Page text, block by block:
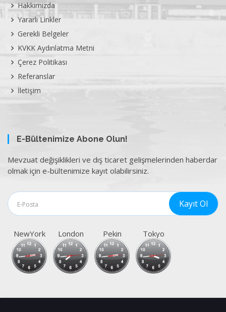
Hakkımızda
Yararlı Linkler
Gerekli Belgeler
KVKK Aydınlatma Metni
Çerez Politikası
Referanslar
İletişim
E-Bültenimize Abone Olun!
Mevzuat değişiklikleri ve dış ticaret gelişmelerinden haberdar
olmak için e-bültenimize kayıt olabilirsiniz.
NewYork London Pekin Tokyo